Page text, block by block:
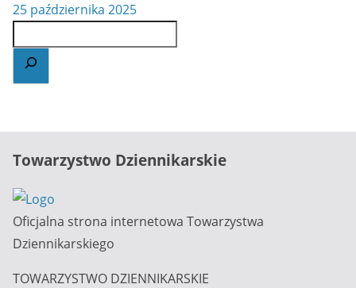
25 października 2025
Towarzystwo Dziennikarskie
Oficjalna strona internetowa Towarzystwa
Dziennikarskiego
TOWARZYSTWO DZIENNIKARSKIE